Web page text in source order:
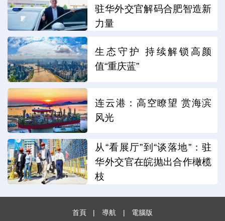
驻华外交官解码合肥智造新
力量
生态守护 持续解锁高颜
值“重庆蓝”
连云港：高空瞭望 赏海滨
风光
从“看展厅”到“谈落地”：驻
华外交官在皖抛出合作橄榄
枝
首頁 | 導航 | 電腦版